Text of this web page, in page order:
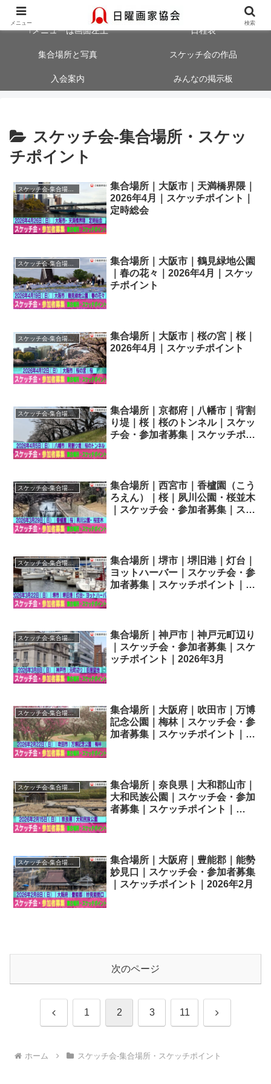
大阪・神戸・奈良・京都でスケッチ会を開催中！気軽にご参加ください
↑メニューは画面左上 日程表
集合場所と写真 スケッチ会の作品
入会案内 みんなの掲示板
スケッチ会-集合場所・スケッ
チポイント
スケッチ会-集合場所・スケッチポイント
集合場所｜大阪市｜天満橋界隈｜
2026年4月｜スケッチポイント｜
定時総会
スケッチ会-集合場所・スケッチポイント
集合場所｜大阪市｜鶴見緑地公園
｜春の花々｜2026年4月｜スケッ
チポイント
スケッチ会-集合場所・スケッチポイント
集合場所｜大阪市｜桜の宮｜桜｜
2026年4月｜スケッチポイント
スケッチ会-集合場所・スケッチポイント
集合場所｜京都府｜八幡市｜背割
り堤｜桜｜桜のトンネル｜スケッ
チ会・参加者募集｜スケッチポイ
スケッチ会-集合場所・スケッチポイント
集合場所｜西宮市｜香櫨園（こう
ろえん）｜桜｜夙川公園・桜並木
｜スケッチ会・参加者募集｜スケ
スケッチ会-集合場所・スケッチポイント
集合場所｜堺市｜堺旧港｜灯台｜
ヨットハーバー｜スケッチ会・参
加者募集｜スケッチポイント｜
スケッチ会-集合場所・スケッチポイント
集合場所｜神戸市｜神戸元町辺り
｜スケッチ会・参加者募集｜スケ
ッチポイント｜2026年3月
スケッチ会-集合場所・スケッチポイント
集合場所｜大阪府｜吹田市｜万博
記念公園｜梅林｜スケッチ会・参
加者募集｜スケッチポイント｜
スケッチ会-集合場所・スケッチポイント
集合場所｜奈良県｜大和郡山市｜
大和民族公園｜スケッチ会・参加
者募集｜スケッチポイント｜
スケッチ会-集合場所・スケッチポイント
集合場所｜大阪府｜豊能郡｜能勢
妙見口｜スケッチ会・参加者募集
｜スケッチポイント｜2026年2月
次のページ
前 1 2 3 11 次
ホーム スケッチ会-集合場所・スケッチポイント
メニュー 検索